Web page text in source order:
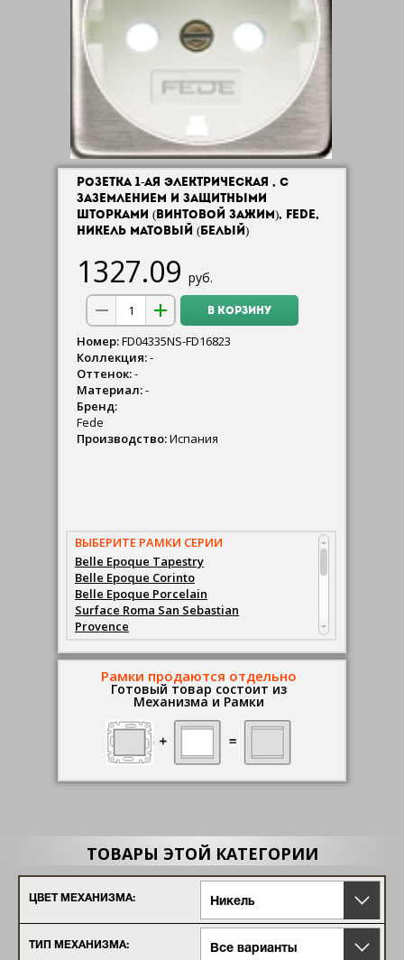
РОЗЕТКА 1-АЯ ЭЛЕКТРИЧЕСКАЯ , С
ЗАЗЕМЛЕНИЕМ И ЗАЩИТНЫМИ
ШТОРКАМИ (ВИНТОВОЙ ЗАЖИМ), FEDE,
НИКЕЛЬ МАТОВЫЙ (БЕЛЫЙ)
1327.09 руб.
В КОРЗИНУ
ВЫБЕРИТЕ РАМКИ СЕРИИ
Belle Epoque Tapestry
Belle Epoque Corinto
Belle Epoque Porcelain
Surface Roma San Sebastian
Provence
Barcelona
Madrid
San Sebastian
Toledo
Emporio
Sanremo
Smalto Italiano
Vintage Wood
Vintage Corinto
Vintage Porcelain
Soho
Belle Epoque Gold/ Chrome
Номер:FD04335NS-FD16823
Коллекция:-
Оттенок:-
Материал:-
Бренд:
Fede
Производство:Испания
Рамки продаются отдельно
Готовый товар состоит из
Механизма и Рамки
ТОВАРЫ ЭТОЙ КАТЕГОРИИ
ЦВЕТ МЕХАНИЗМА: Никель
ТИП МЕХАНИЗМА: Все варианты